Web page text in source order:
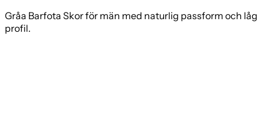
Gråa Barfota Skor för män med naturlig passform och låg
profil.